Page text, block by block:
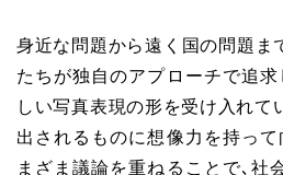
身近な問題から遠く国の問題ま
たちが独自のアプローチで追
しい写真表現の形を受け入れて
出されるものに想像力を持っ
まざま議論を重ねることで､社